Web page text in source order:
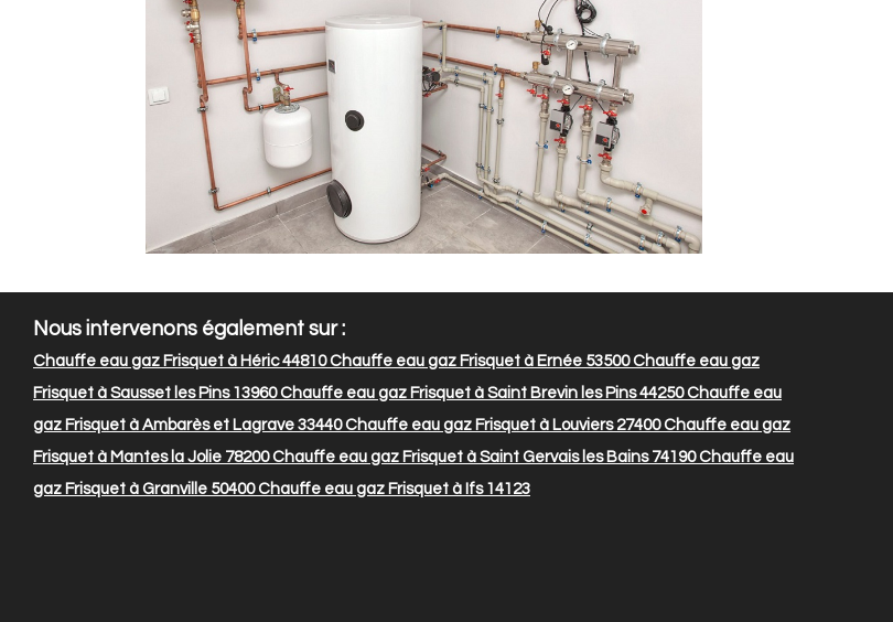
Nous intervenons également sur :
Chauffe eau gaz Frisquet à Héric 44810Chauffe eau gaz Frisquet à Ernée 53500Chauffe eau gaz
Frisquet à Sausset les Pins 13960Chauffe eau gaz Frisquet à Saint Brevin les Pins 44250Chauffe eau
gaz Frisquet à Ambarès et Lagrave 33440Chauffe eau gaz Frisquet à Louviers 27400Chauffe eau gaz
Frisquet à Mantes la Jolie 78200Chauffe eau gaz Frisquet à Saint Gervais les Bains 74190Chauffe eau
gaz Frisquet à Granville 50400Chauffe eau gaz Frisquet à Ifs 14123